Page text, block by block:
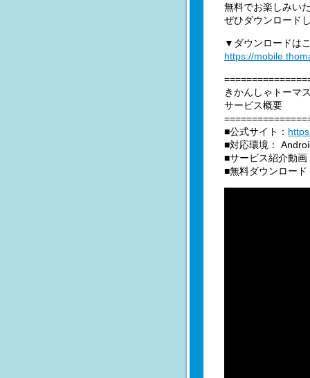
無料でお楽しみい
ぜひダウンロード
▼ダウンロードは
https://
きかんしゃトーマ
サービス概要
■公式サイト：
■対応環境：
■サービス紹介動画
■無料ダウンロー